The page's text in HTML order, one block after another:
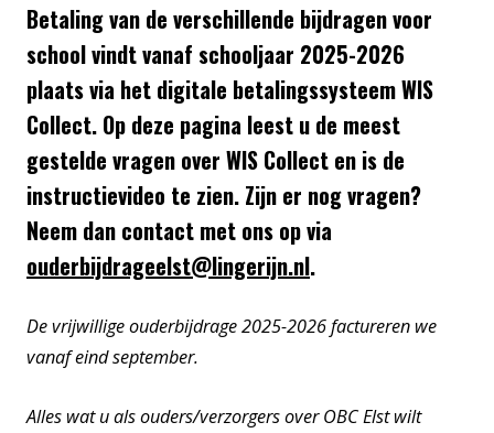
Betaling van de verschillende bijdragen voor
school vindt vanaf schooljaar 2025-2026
plaats via het digitale betalingssysteem WIS
Collect. Op deze pagina leest u de meest
gestelde vragen over WIS Collect en is de
instructievideo te zien. Zijn er nog vragen?
Neem dan contact met ons op via
ouderbijdrageelst@lingerijn.nl.
De vrijwillige ouderbijdrage 2025-2026 factureren we
vanaf eind september.
Alles wat u als ouders/verzorgers over OBC Elst wilt